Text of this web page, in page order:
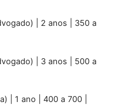
| 2 anos | 350 a
| 3 anos | 500 a
| 1 ano | 400 a 700 |